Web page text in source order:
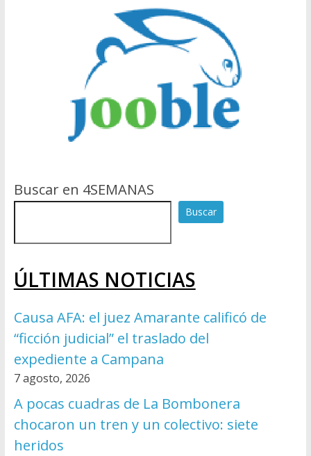
Buscar en 4SEMANAS
Buscar
ÚLTIMAS NOTICIAS
Causa AFA: el juez Amarante calificó de
“ficción judicial” el traslado del
expediente a Campana
7 agosto, 2026
A pocas cuadras de La Bombonera
chocaron un tren y un colectivo: siete
heridos